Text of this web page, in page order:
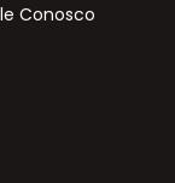
Conosco